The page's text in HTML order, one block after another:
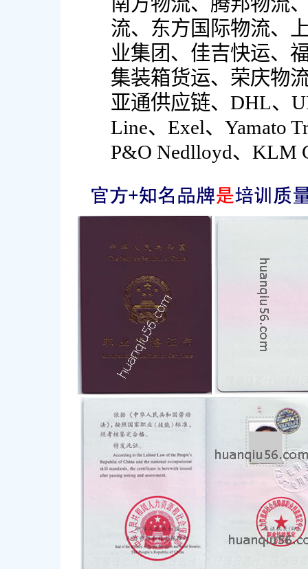
流、东方国际物流、
业集团、佳吉快运、
集装箱货运、荣庆物
亚通供应链、DHL、
Line、Exel、Yamato
P&O Nedlloyd、KLM